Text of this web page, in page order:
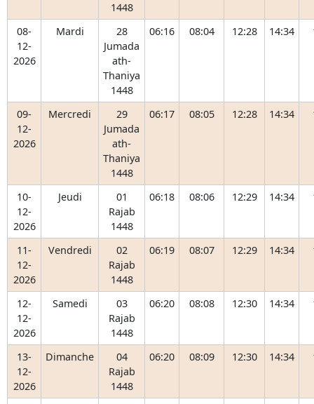
1448
08-
12-
2026
Mardi
28
Jumada
ath-
Thaniya
1448
06:16 08:04 12:28 14:34
09-
12-
2026
Mercredi
29
Jumada
ath-
Thaniya
1448
06:17 08:05 12:28 14:34
10-
12-
2026
Jeudi
01
Rajab
1448
06:18 08:06 12:29 14:34
11-
12-
2026
Vendredi
02
Rajab
1448
06:19 08:07 12:29 14:34
12-
12-
2026
Samedi
03
Rajab
1448
06:20 08:08 12:30 14:34
13-
12-
2026
Dimanche
04
Rajab
1448
06:20 08:09 12:30 14:34